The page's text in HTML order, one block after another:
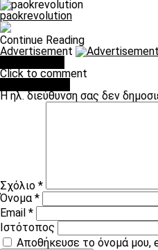
paokrevolution
Continue Reading
Advertisement
Click to comment
Η ηλ. διεύθυνση σας δεν
Σχόλιο *
Όνομα*
Email *
Ιστότοπος
Αποθήκευσε το όνομά μου,